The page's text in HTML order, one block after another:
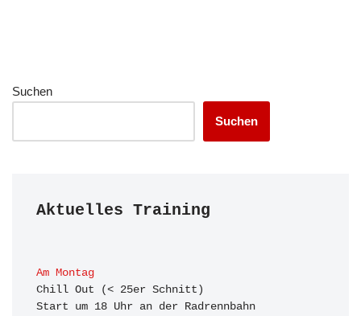
Suchen
Suchen
Aktuelles Training
Am Montag
Chill Out (< 25er Schnitt)
Start um 18 Uhr an der Radrennbahn